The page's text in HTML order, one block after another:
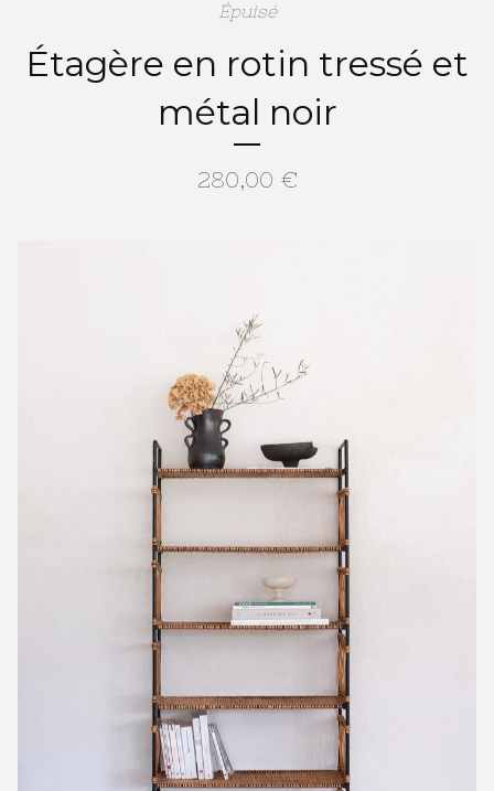
Épuisé
Étagère en rotin tressé et
métal noir
280,00 €